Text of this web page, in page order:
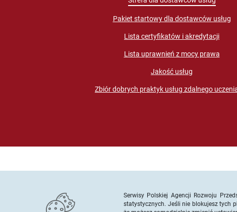
Pakiet startowy dla dostawców usług
Lista certyfikatów i akredytacji
Lista uprawnień z mocy prawa
Jakość usług
Zbiór dobrych praktyk usług zdalnego
Serwisy Polskiej Agencji Rozwoju
statystycznych. Jeśli nie blokujesz tych